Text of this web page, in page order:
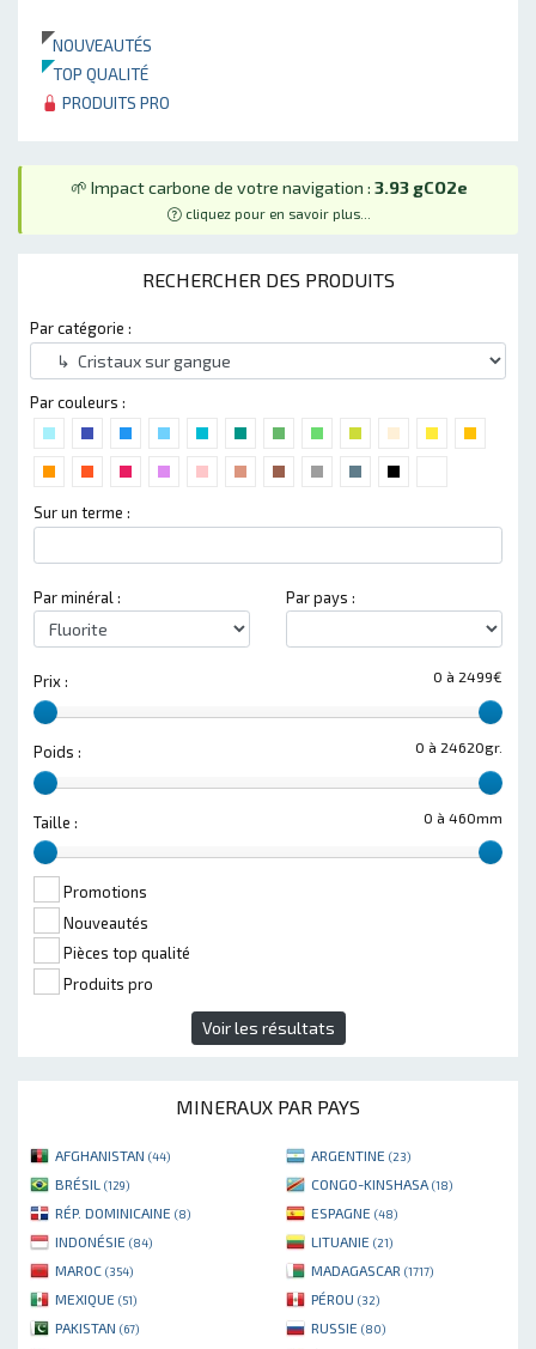
NOUVEAUTÉS
TOP QUALITÉ
PRODUITS PRO
🌱 Impact carbone de votre navigation : 3.93 gCO2e
cliquez pour en savoir plus...
RECHERCHER DES PRODUITS
Par catégorie :
Par couleurs :
Sur un terme :
Par minéral : Par pays :
0 à 2499€
Prix :
0 à 24620gr.
Poids :
0 à 460mm
Taille :
Promotions
Nouveautés
Pièces top qualité
Produits pro
Voir les résultats
MINERAUX PAR PAYS
AFGHANISTAN (44) ARGENTINE (23)
BRÉSIL (129) CONGO-KINSHASA (18)
RÉP. DOMINICAINE (8) ESPAGNE (48)
INDONÉSIE (84) LITUANIE (21)
MAROC (354) MADAGASCAR (1717)
MEXIQUE (51) PÉROU (32)
PAKISTAN (67) RUSSIE (80)